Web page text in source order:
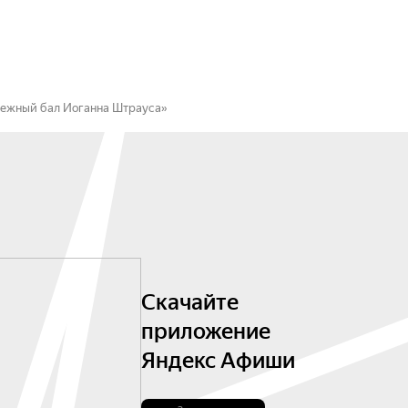
бал Иоганна Штрауса»
Скачайте
приложение
Яндекс Афиши